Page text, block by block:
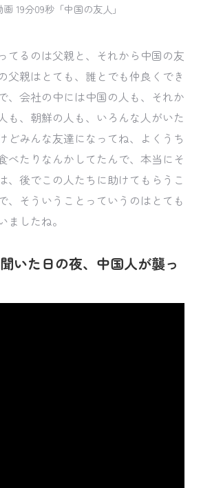
画 19分09秒「中国の友人」
てるのは父親と、それから中国の友
父親はとても、誰とでも仲良くでき
、会社の中には中国の人も、それか
も、朝鮮の人も、いろんな人がいた
どみんな友達になってね、よくうち
べたりなんかしてたんで、本当にそ
、後でこの人たちに助けてもらうこ
、そういうことっていうのはとても
ましたね。
いた日の夜、中国人が襲っ